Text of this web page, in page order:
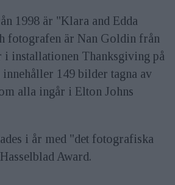
1998 är "Klara and Edda
fotografen är Nan Goldin från
i installationen Thanksgiving på
149 bilder tagna av
alla ingår i Elton Johns
i år med "det fotografiska
Award.